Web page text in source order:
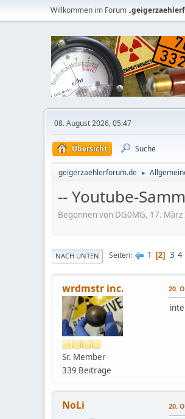
Willkommen im Forum „
08. August 2026, 05:47
Übersicht Suche
geigerzaehlerforum.de ►
-- Youtube-
Begonnen von DG0MG, 17.
NACH UNTEN Seiten 1 2 3 4
wrdmstr inc.
Sr. Member
339 Beiträge
20.
NoLi 20.